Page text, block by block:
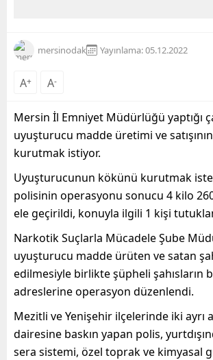
mersinodak Yayınlama: 05.12.2022
A+ A-
Mersin İl Emniyet Müdürlüğü yaptığı
uyuşturucu madde üretimi ve
kurutmak istiyor.
Uyuşturucunun kökünü kurutmak
polisinin operasyonu sonucu 4 kilo
ele geçirildi, konuyla ilgili 1 kişi
Narkotik Suçlarla Mücadele Şube
uyuşturucu madde ürüten ve satan
edilmesiyle birlikte şüpheli şahısların
adreslerine operasyon düzenlendi.
Mezitli ve Yenişehir ilçelerinde iki ayrı
dairesine baskın yapan polis,
sera sistemi, özel toprak ve kimyasal